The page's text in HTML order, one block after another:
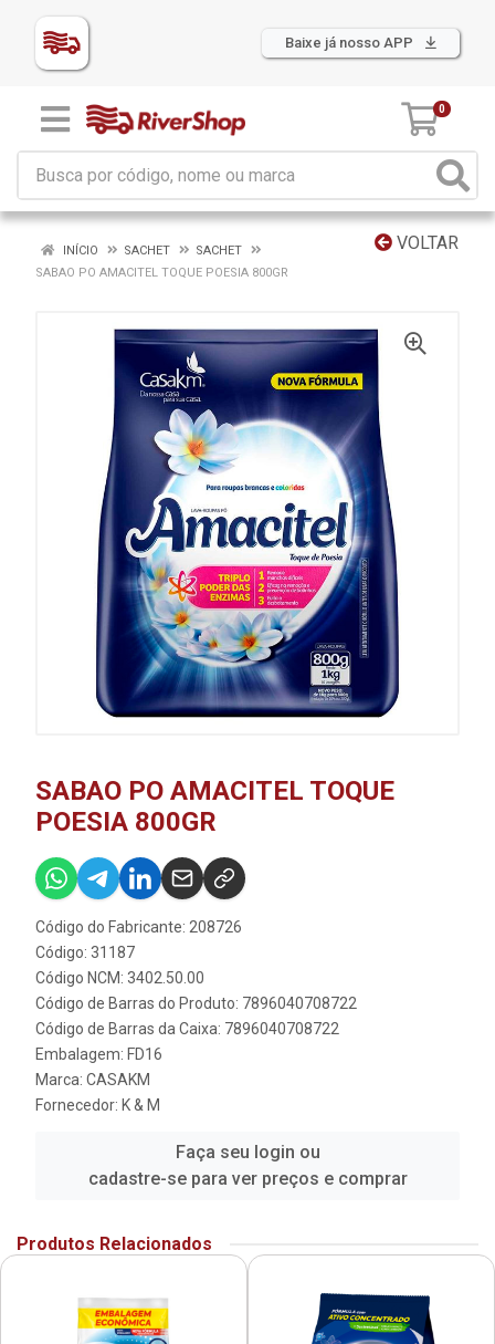
Baixe já nosso APP
0
VOLTAR
INÍCIO SACHET
SACHET
SABAO PO AMACITEL TOQUE POESIA 800GR
SABAO PO AMACITEL TOQUE
POESIA 800GR
Código do Fabricante: 208726
Código: 31187
Código NCM: 3402.50.00
Código de Barras do Produto: 7896040708722
Código de Barras da Caixa: 7896040708722
Embalagem: FD16
Marca: CASAKM
Fornecedor: K & M
Faça seu login ou
cadastre-se para ver preços e comprar
Produtos Relacionados